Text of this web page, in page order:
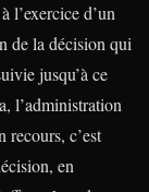
l’exercice d’un
de la décision qui
jusqu’à ce
l’administration
recours, c’est
en